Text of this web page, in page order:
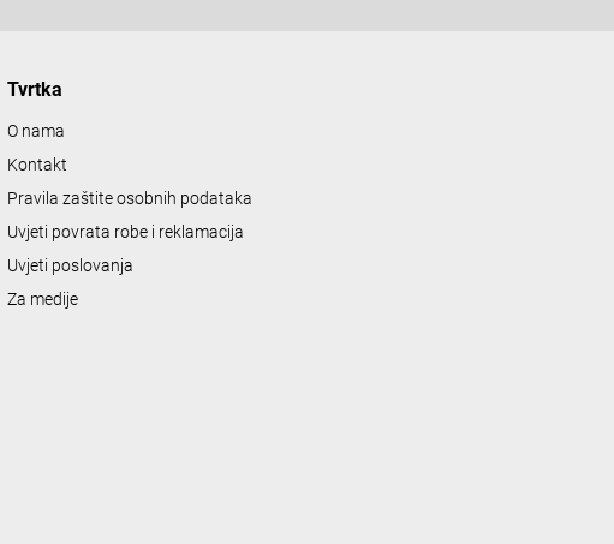
Tvrtka
O nama
Kontakt
Pravila zaštite osobnih podataka
Uvjeti povrata robe i reklamacija
Uvjeti poslovanja
Za medije